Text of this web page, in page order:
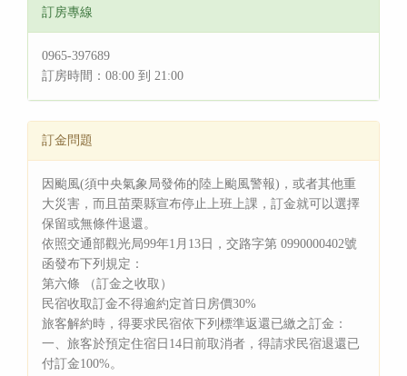
訂房專線
0965-397689
訂房時間：08:00 到 21:00
訂金問題
因颱風(須中央氣象局發佈的陸上颱風警報)，或者其他重
大災害，而且苗栗縣宣布停止上班上課，訂金就可以選擇
保留或無條件退還。
依照交通部觀光局99年1月13日，交路字第 0990000402號
函發布下列規定：
第六條 （訂金之收取）
民宿收取訂金不得逾約定首日房價30%
旅客解約時，得要求民宿依下列標準返還已繳之訂金：
一、旅客於預定住宿日14日前取消者，得請求民宿退還已
付訂金100%。